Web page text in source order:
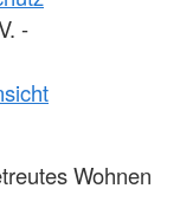
-
Wohnen